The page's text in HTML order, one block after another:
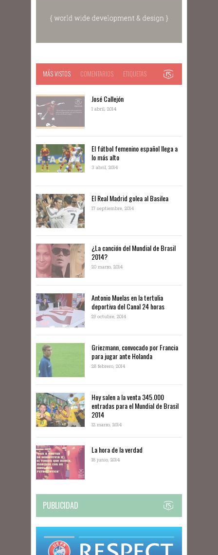
MÁS VISTOS COMENTARIOS ETIQUETAS
José Callejón
1 abril, 2014
El fútbol femenino español llega a
lo más alto
3 abril, 2014
El Real Madrid golea al Basilea
17 septiembre, 2014
¿La canción del Mundial de Brasil
2014?
20 marzo, 2014
Antonio Muelas en la tertulia
deportiva del Canal 24 horas
29 octubre, 2014
Griezmann, convocado por Francia
para jugar ante Holanda
28 febrero, 2014
Hoy salen a la venta 345.000
entradas para el Mundial de Brasil
2014
12 marzo, 2014
La hora de la verdad
18 junio, 2014
PUBLICIDAD